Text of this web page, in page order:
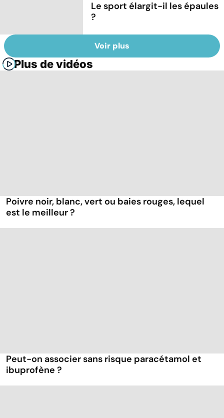
Le sport élargit-il les épaules
?
Voir plus
Plus de vidéos
Poivre noir, blanc, vert ou baies rouges, lequel
est le meilleur ?
Peut-on associer sans risque paracétamol et
ibuprofène ?